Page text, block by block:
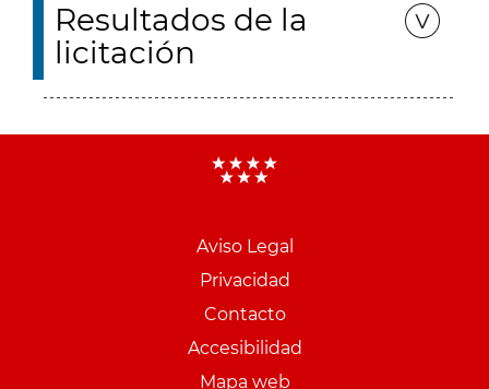
Resultados de la
licitación
Aviso Legal
Privacidad
Contacto
Accesibilidad
Mapa web